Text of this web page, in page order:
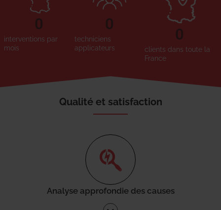
interventions par
mois
0
techniciens
applicateurs
0
clients dans toute la
France
0
Qualité et satisfaction
Analyse approfondie des causes